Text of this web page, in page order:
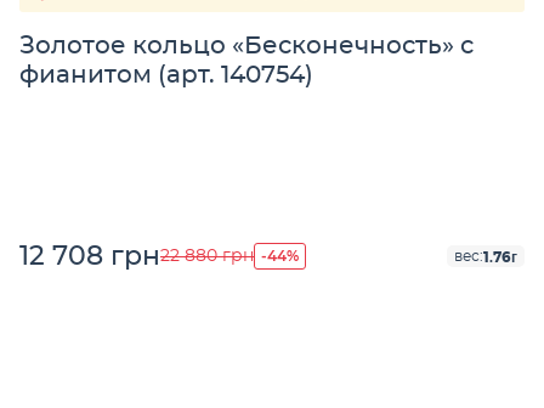
Золотое кольцо «Бесконечность» с
фианитом (арт. 140754)
12 708 грн22 880 грн -44% вес:1.76г